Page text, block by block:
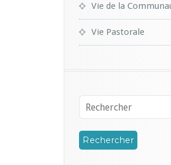
Vie de la
Vie Pastorale